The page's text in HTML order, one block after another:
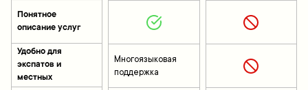
Понятное
описание услуг
Удобно для
экспатов и
местных
Многоязыковая
поддержка